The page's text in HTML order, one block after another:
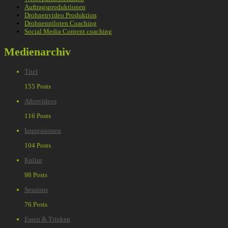
Auftragsproduktionen
Drohnenvideo Produktion
Drohnenpiloten Coaching
Social Media Content coaching
Medienarchiv
Titel
155 Posts
Aftervideos
116 Posts
Impressionen
104 Posts
Kultur
98 Posts
Sessions
76 Posts
Essen & Trinken